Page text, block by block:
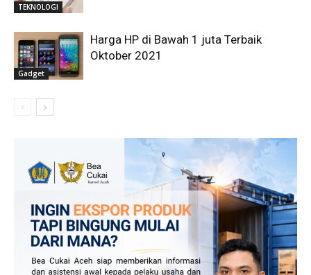
TEKNOLOGI
Gadget
Harga HP di Bawah 1 juta Terbaik
Oktober 2021